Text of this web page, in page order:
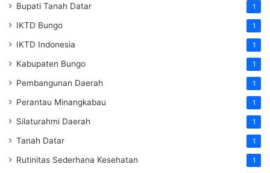
Bupati Tanah Datar 1
IKTD Bungo 1
IKTD Indonesia 1
Kabupaten Bungo 1
Pembangunan Daerah 1
Perantau Minangkabau 1
Silaturahmi Daerah 1
Tanah Datar 1
Rutinitas Sederhana Kesehatan 1